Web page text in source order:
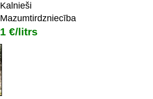
Kalnieši
Mazumtirdzniecība
1 €/litrs